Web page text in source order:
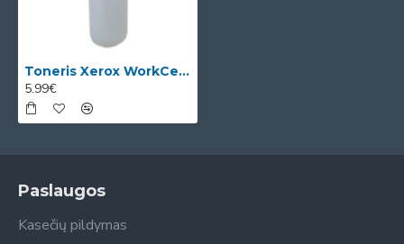
Toneris Xerox WorkCentre 3210/3220 (106R01486)
5.99€
Paslaugos
Kasečių pildymas